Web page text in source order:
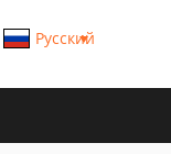
Русский